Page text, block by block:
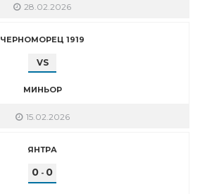
28.02.2026
ЧЕРНОМОРЕЦ 1919
VS
МИНЬОР
15.02.2026
ЯНТРА
0 - 0